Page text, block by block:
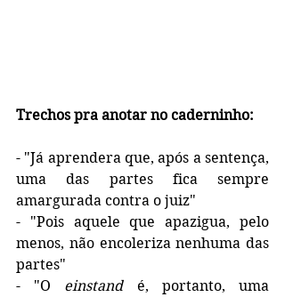
Trechos pra anotar no caderninho:
- "Já aprendera que, após a sentença,
uma das partes fica sempre
amargurada contra o juiz"
- "Pois aquele que apazigua, pelo
menos, não encoleriza nenhuma das
partes"
- "O einstand é, portanto, uma